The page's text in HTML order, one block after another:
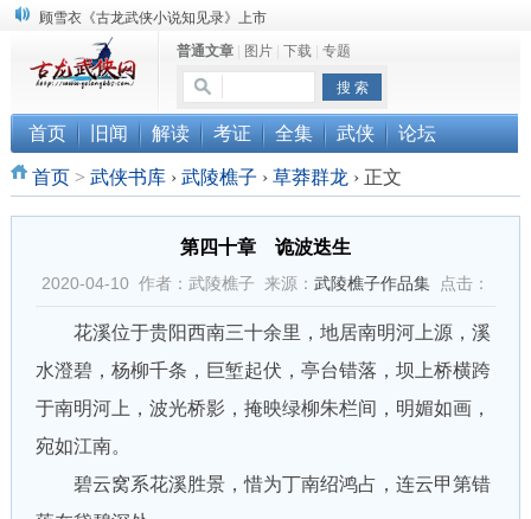
顾雪衣《古龙武侠小说知见录》上市
“武侠书库”查缺补漏活动圆满结束
《古龙小说原貌探究》修订版已上市
普通文章| 图片| 下载| 专题
首页 旧闻 解读 考证 全集 武侠 论坛
首页> 武侠书库 › 武陵樵子 › 草莽群龙 ›正文
第四十章 诡波迭生
2020-04-10 作者：武陵樵子 来源： 武陵樵子作品集点击：
花溪位于贵阳西南三十余里，地居南明河上源，溪
水澄碧，杨柳千条，巨堑起伏，亭台错落，坝上桥横跨
于南明河上，波光桥影，掩映绿柳朱栏间，明媚如画，
宛如江南。
碧云窝系花溪胜景，惜为丁南绍鸿占，连云甲第错